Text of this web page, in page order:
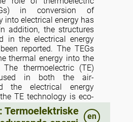
in conversion of
into electrical energy has
addition, the structures
in the electrical energy
reported. The TEGs
thermal energy into the
The thermoelectric (TE)
in both the air-
the electrical energy
TE technology is eco-
no greenhouse gas
due to the absence of
Termoelektriske
en